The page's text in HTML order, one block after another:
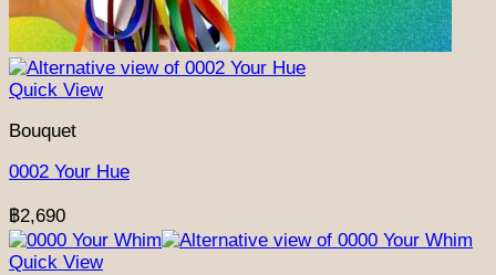
Quick View
Bouquet
0002 Your Hue
฿2,690
Quick View